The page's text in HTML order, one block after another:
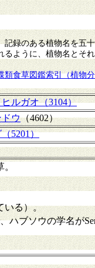
録のある植物名を五
ように、植物名とそ
類食草図鑑索引（植物
ルガオ（3104）
ウ（4602）
5201）
いる）。
ハブソウの学名が